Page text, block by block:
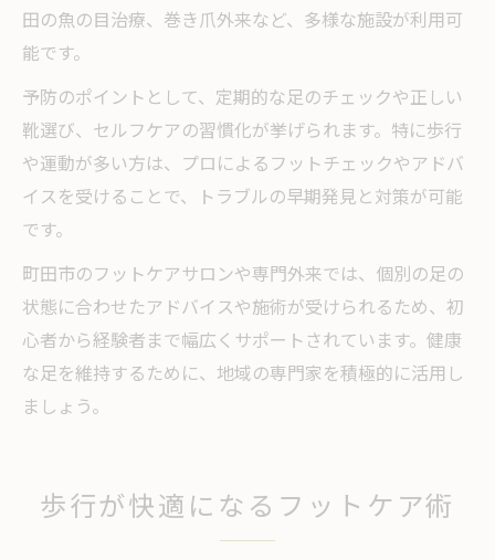
田の魚の目治療、巻き爪外来など、多様な施設が利用可
能です。
予防のポイントとして、定期的な足のチェックや正しい
靴選び、セルフケアの習慣化が挙げられます。特に歩行
や運動が多い方は、プロによるフットチェックやアドバ
イスを受けることで、トラブルの早期発見と対策が可能
です。
町田市のフットケアサロンや専門外来では、個別の足の
状態に合わせたアドバイスや施術が受けられるため、初
心者から経験者まで幅広くサポートされています。健康
な足を維持するために、地域の専門家を積極的に活用し
ましょう。
歩行が快適になるフットケア術